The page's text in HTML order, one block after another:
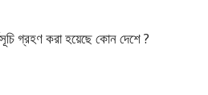
গ্রহণ করা হয়েছে কোন দেশে ?